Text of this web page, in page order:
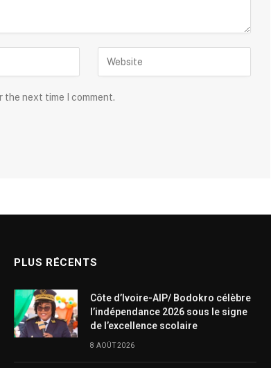
the next time I comment.
PLUS RÉCENTS
Côte d’Ivoire-AIP/ Bodokro célèbre
l’indépendance 2026 sous le signe
de l’excellence scolaire
8 AOÛT 2026